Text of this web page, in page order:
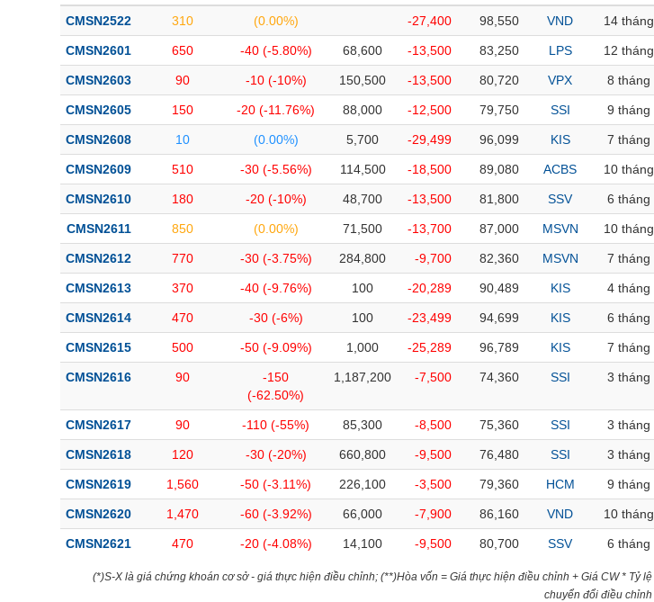
CMSN2522 310 (0.00%) -27,400 98,550 VND 14 tháng
CMSN2601 650 -40 (-5.80%) 68,600 -13,500 83,250 LPS 12 tháng
CMSN2603 90 -10 (-10%) 150,500 -13,500 80,720 VPX 8 tháng
CMSN2605 150 -20 (-11.76%) 88,000 -12,500 79,750 SSI 9 tháng
CMSN2608 10 (0.00%) 5,700 -29,499 96,099 KIS 7 tháng
CMSN2609 510 -30 (-5.56%) 114,500 -18,500 89,080 ACBS 10 tháng
CMSN2610 180 -20 (-10%) 48,700 -13,500 81,800 SSV 6 tháng
CMSN2611 850 (0.00%) 71,500 -13,700 87,000 MSVN 10 tháng
CMSN2612 770 -30 (-3.75%) 284,800 -9,700 82,360 MSVN 7 tháng
CMSN2613 370 -40 (-9.76%) 100 -20,289 90,489 KIS 4 tháng
CMSN2614 470 -30 (-6%) 100 -23,499 94,699 KIS 6 tháng
CMSN2615 500 -50 (-9.09%) 1,000 -25,289 96,789 KIS 7 tháng
CMSN2616 90
-150
(-62.50%)
1,187,200 -7,500 74,360 SSI 3 tháng
CMSN2617 90 -110 (-55%) 85,300 -8,500 75,360 SSI 3 tháng
CMSN2618 120 -30 (-20%) 660,800 -9,500 76,480 SSI 3 tháng
CMSN2619 1,560 -50 (-3.11%) 226,100 -3,500 79,360 HCM 9 tháng
CMSN2620 1,470 -60 (-3.92%) 66,000 -7,900 86,160 VND 10 tháng
CMSN2621 470 -20 (-4.08%) 14,100 -9,500 80,700 SSV 6 tháng
(*)S-X là giá chứng khoán cơ sở - giá thực hiện điều chỉnh; (**)Hòa vốn = Giá thực hiện điều chỉnh + Giá CW * Tỷ lệ
chuyển đổi điều chỉnh
Cổ phiếu Chỉ số Chứng chỉ quỹ Chứng quyền Hợp đồng tương lai Trái phiếu
Lãnh đạo(-)
Người nội bộ Người liên quan Cổ đông lớn
Tin tức(-)
Bài viết của tác giả(-)
Báo cáo phân tích (-)
Thuật ngữ(-)
Dịch vụ(-)
Đào tạo
Sách tài chính
Công cụ đầu tư
Truyền thông tài chính
Dữ liệu tài chính